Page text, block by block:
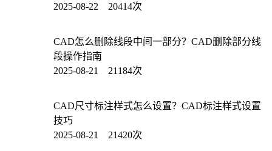
2025-08-22 20414次
CAD怎么删除线段中间一部分？CAD删除部分线
段操作指南
2025-08-21 21184次
CAD尺寸标注样式怎么设置？CAD标注样式设置
技巧
2025-08-21 21420次